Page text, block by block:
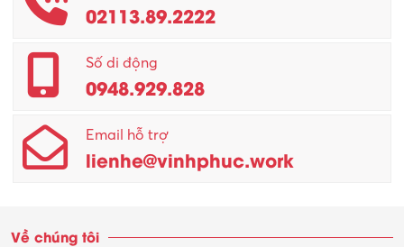
02113.89.2222
Số di động
0948.929.828
Email hỗ trợ
lienhe@vinhphuc.work
Về chúng tôi